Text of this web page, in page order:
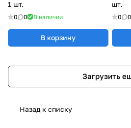
1 шт.
0 0 В наличии
В корзину
шт.
0 0
Загрузить
Назад к списку